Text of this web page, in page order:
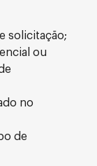
solicitação;
ou
no
de